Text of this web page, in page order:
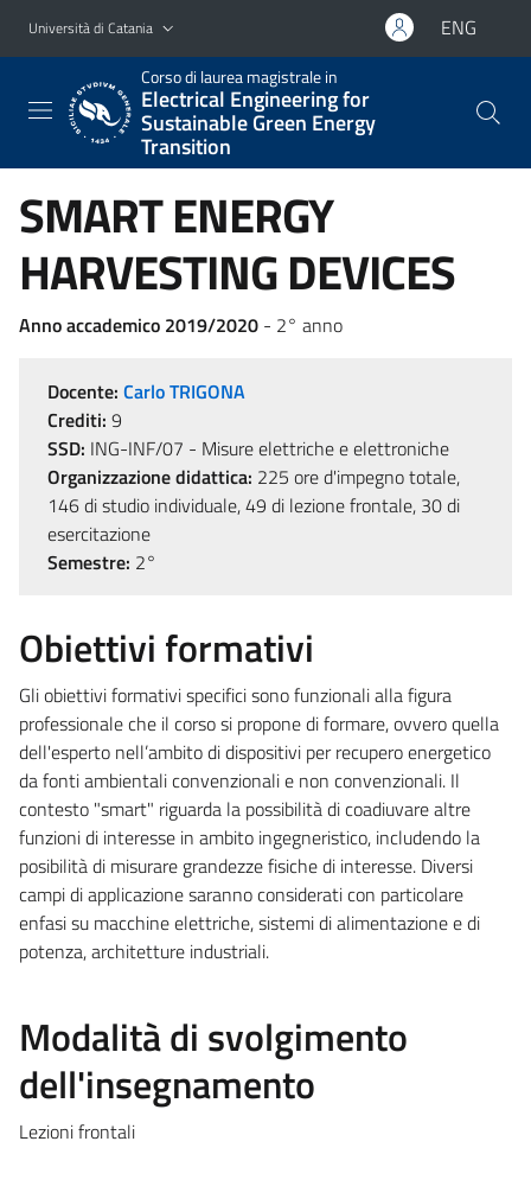
Vai al contenuto principale
Vai al menu di navigazione
Università di Catania ENG
Corso di laurea magistrale in
Electrical Engineering for
Sustainable Green Energy
Transition
SMART ENERGY
HARVESTING DEVICES
Anno accademico 2019/2020 - 2° anno
Docente: Carlo TRIGONA
Crediti: 9
SSD: ING-INF/07 - Misure elettriche e elettroniche
Organizzazione didattica: 225 ore d'impegno totale,
146 di studio individuale, 49 di lezione frontale, 30 di
esercitazione
Semestre: 2°
Obiettivi formativi
Gli obiettivi formativi specifici sono funzionali alla figura
professionale che il corso si propone di formare, ovvero quella
dell'esperto nell’ambito di dispositivi per recupero energetico
da fonti ambientali convenzionali e non convenzionali. Il
contesto "smart" riguarda la possibilità di coadiuvare altre
funzioni di interesse in ambito ingegneristico, includendo la
posibilità di misurare grandezze fisiche di interesse. Diversi
campi di applicazione saranno considerati con particolare
enfasi su macchine elettriche, sistemi di alimentazione e di
potenza, architetture industriali.
Modalità di svolgimento
dell'insegnamento
Lezioni frontali